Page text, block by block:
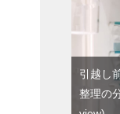
引越し
整理の